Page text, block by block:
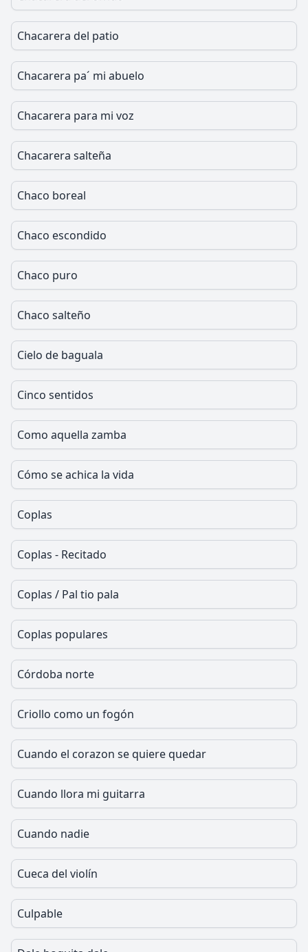
Chacarera del patio
Chacarera pa´ mi abuelo
Chacarera para mi voz
Chacarera salteña
Chaco boreal
Chaco escondido
Chaco puro
Chaco salteño
Cielo de baguala
Cinco sentidos
Como aquella zamba
Cómo se achica la vida
Coplas
Coplas - Recitado
Coplas / Pal tio pala
Coplas populares
Córdoba norte
Criollo como un fogón
Cuando el corazon se quiere quedar
Cuando llora mi guitarra
Cuando nadie
Cueca del violín
Culpable